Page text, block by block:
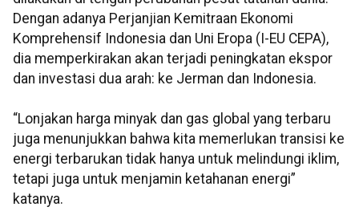
Dengan adanya Perjanjian Kemitraan Ekonomi
Komprehensif Indonesia dan Uni Eropa (I-EU CEPA),
dia memperkirakan akan terjadi peningkatan ekspor
dan investasi dua arah: ke Jerman dan Indonesia.
“Lonjakan harga minyak dan gas global yang terbaru
juga menunjukkan bahwa kita memerlukan transisi ke
energi terbarukan tidak hanya untuk melindungi iklim,
tetapi juga untuk menjamin ketahanan energi”
katanya.